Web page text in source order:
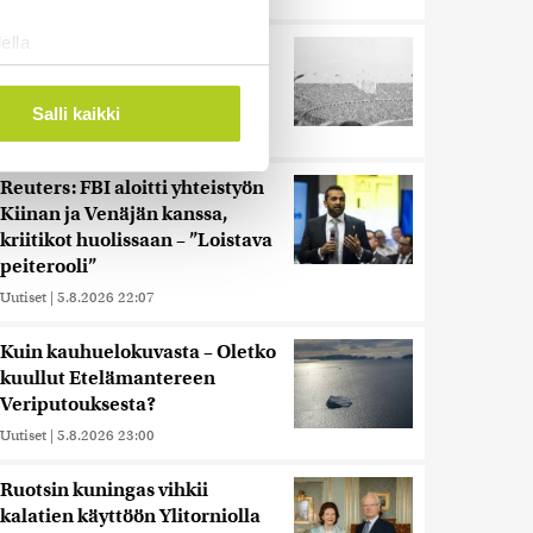
. Voit muuttaa
tukemiseen
alan
tietoja muihin tietoihin, joita
siirtää ulkomaille.
Salli kaikki
Harva tajusi Hitlerin
alla kyti
Reuters: FBI aloitti yhteistyön
Kiinan ja Venäjän kanssa,
kriitikot huolissaan – ”Loistava
peiterooli”
Uutiset | 5.8.2026 22:07
Kuin kauhuelokuvasta – Oletko
kuullut Etelämantereen
Veriputouksesta?
Uutiset | 5.8.2026 23:00
Ruotsin kuningas vihkii
kalatien käyttöön Ylitorniolla